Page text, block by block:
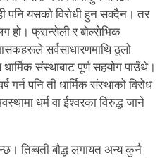
पनि यसको विरोधी हुन सक्दैन। तर
हो। फ्रान्सेली र बोल्सेभिक
सर्वसाधारणमाथि ठूलो
संस्थाबाट पूर्ण सहयोग पाउँथे।
गर्न पनि ती धार्मिक संस्थाको विरोध
धर्म वा ईश्वरका विरुद्ध जाने
तिब्बती बौद्ध लगायत अन्य कुनै